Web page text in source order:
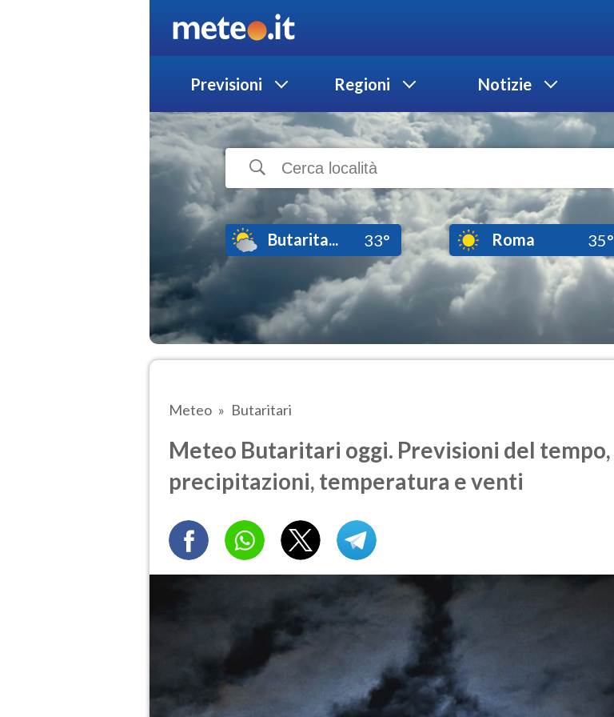
Previsioni Regioni Notizie
Butarita... 33° Roma 35°
Meteo Butaritari
Meteo Butaritari oggi. Previsioni del tempo,
precipitazioni, temperatura e venti